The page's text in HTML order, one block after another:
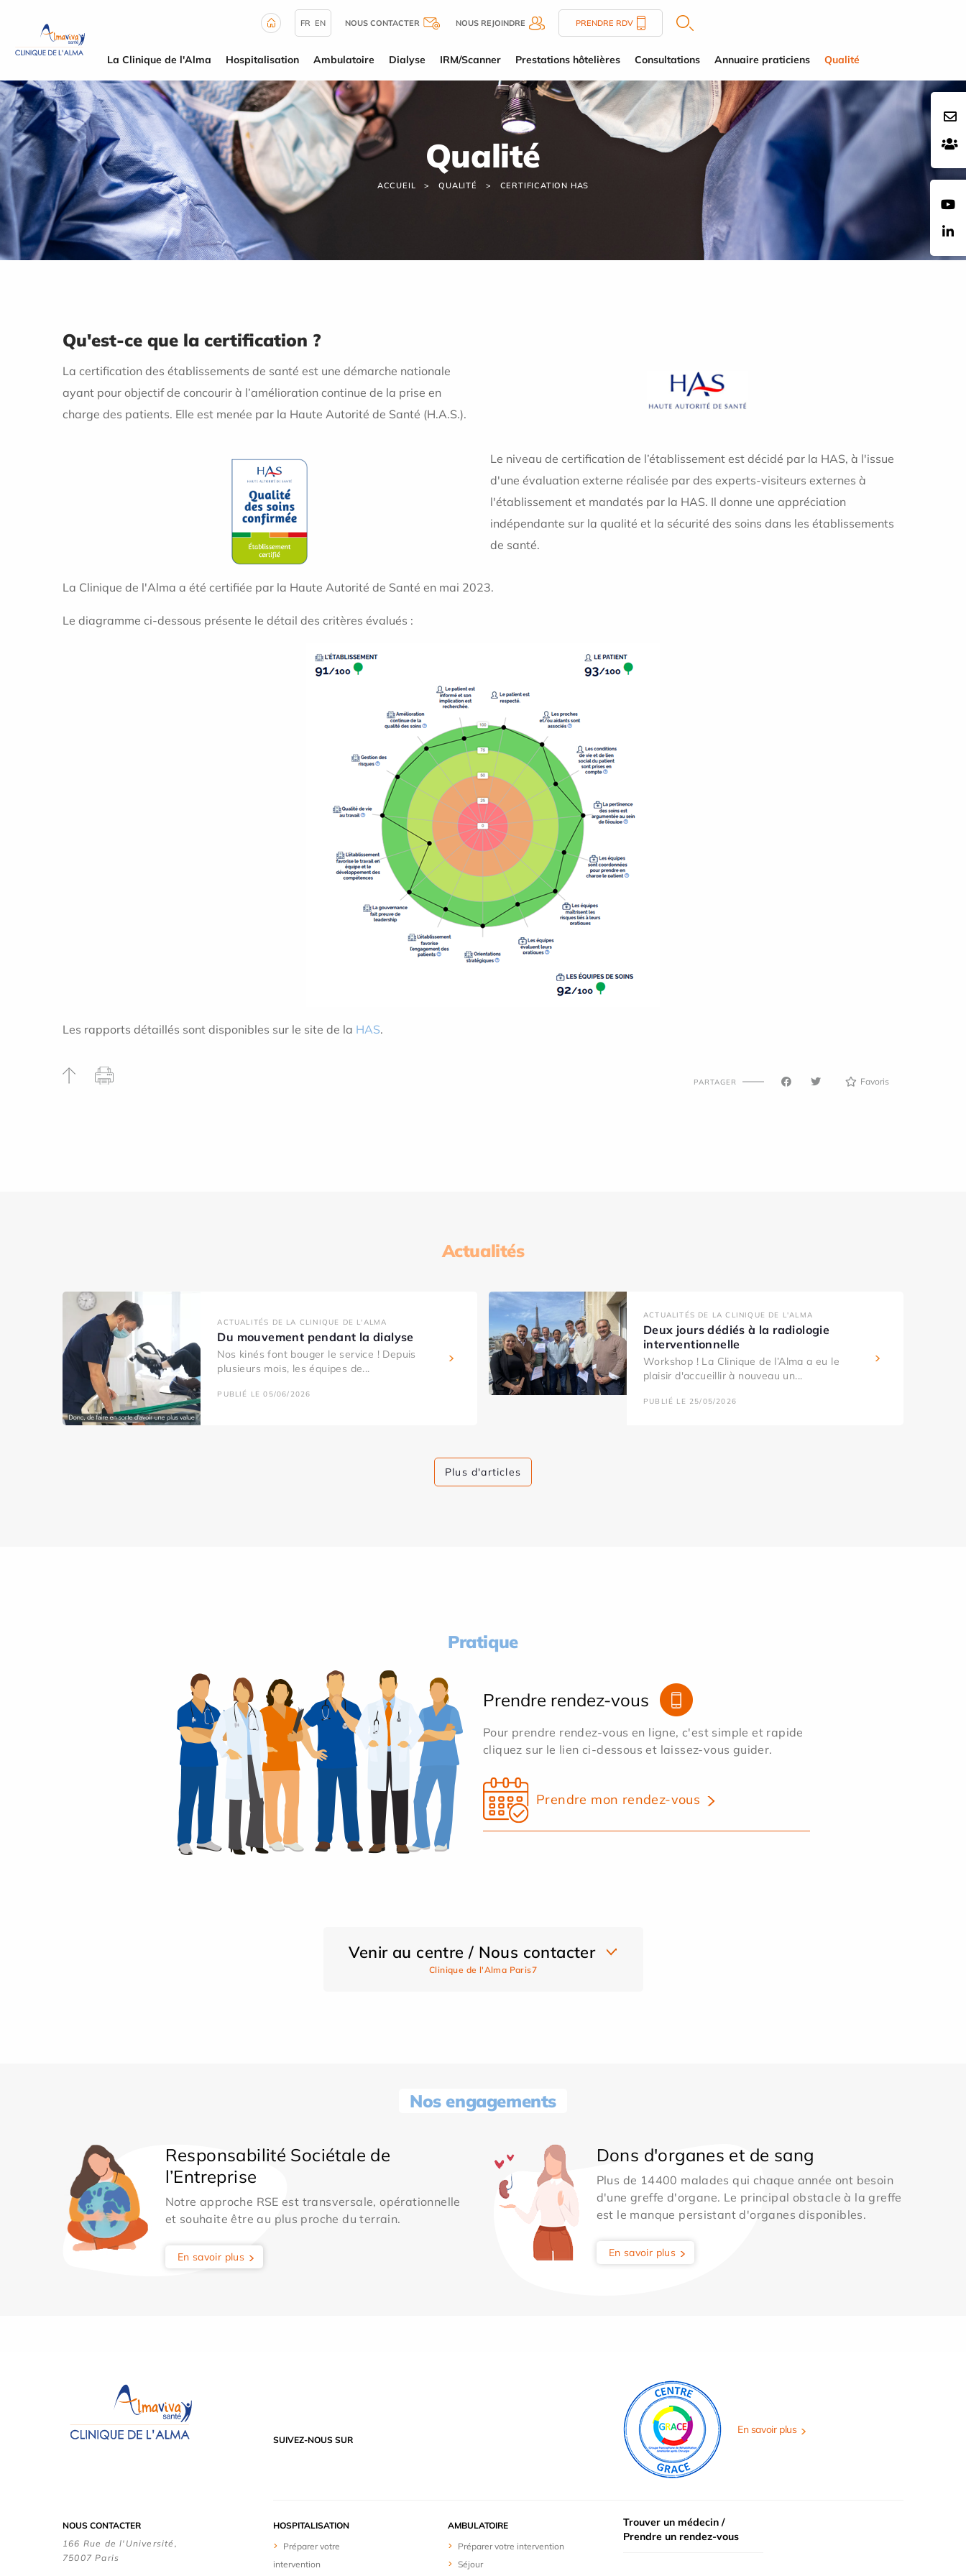
FR EN NOUS CONTACTER NOUS REJOINDRE PRENDRE RDV
La Clinique de l'Alma Hospitalisation Ambulatoire Dialyse IRM/Scanner Prestations hôtelières Consultations Annuaire praticiens Qualité
Qualité
ACCUEIL QUALITÉ CERTIFICATION HAS
Qu'est-ce que la certification ?
La certification des établissements de santé est une démarche nationale
ayant pour objectif de concourir à l’amélioration continue de la prise en
charge des patients. Elle est menée par la Haute Autorité de Santé (H.A.S.).
Le niveau de certification de l’établissement est décidé par la HAS, à l'issue
d'une évaluation externe réalisée par des experts-visiteurs externes à
l'établissement et mandatés par la HAS. Il donne une appréciation
indépendante sur la qualité et la sécurité des soins dans les établissements
de santé.
La Clinique de l'Alma a été certifiée par la Haute Autorité de Santé en mai 2023.
Le diagramme ci-dessous présente le détail des critères évalués :
Les rapports détaillés sont disponibles sur le site de la HAS.
PARTAGER Favoris
Actualités
ACTUALITÉS DE LA CLINIQUE DE L'ALMA
Du mouvement pendant la dialyse
Nos kinés font bouger le service ! Depuis
plusieurs mois, les équipes de...
PUBLIÉ LE 05/06/2026
ACTUALITÉS DE LA CLINIQUE DE L'ALMA
Deux jours dédiés à la radiologie
interventionnelle
Workshop ! La Clinique de l’Alma a eu le
plaisir d'accueillir à nouveau un...
PUBLIÉ LE 25/05/2026
Plus d'articles
Pratique
Prendre rendez-vous
Pour prendre rendez-vous en ligne, c'est simple et rapide
cliquez sur le lien ci-dessous et laissez-vous guider.
Prendre mon rendez-vous
Venir au centre / Nous contacter
Clinique de l'Alma Paris7
Nos engagements
Responsabilité Sociétale de
l’Entreprise
Notre approche RSE est transversale, opérationnelle
et souhaite être au plus proche du terrain.
En savoir plus
Dons d'organes et de sang
Plus de 14400 malades qui chaque année ont besoin
d'une greffe d'organe. Le principal obstacle à la greffe
est le manque persistant d'organes disponibles.
En savoir plus
SUIVEZ-NOUS SUR
En savoir plus
NOUS CONTACTER
166 Rue de l'Université,
75007 Paris
HOSPITALISATION
Préparer votre
intervention
AMBULATOIRE
Préparer votre intervention
Séjour
Trouver un médecin /
Prendre un rendez-vous